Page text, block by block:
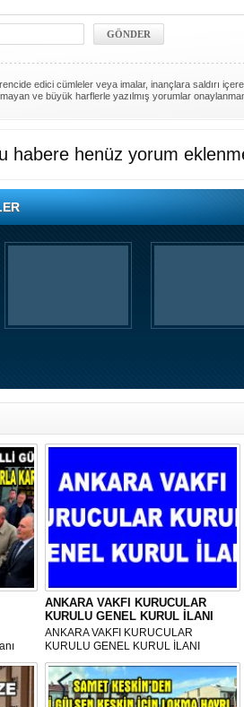
edici cümleler veya imalar, inançlara saldırı
ve büyük harflerle yazılmış yorumlar
habere henüz yorum
ANKARA VAKFI KURUCULAR
KURULU GENEL KURUL İLANI
ANKARA VAKFI KURUCULAR
KURULU GENEL KURUL İLANI